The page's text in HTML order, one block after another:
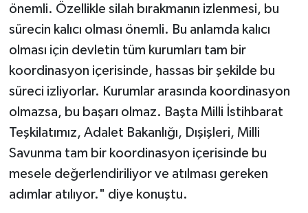
önemli. Özellikle silah bırakmanın izlenmesi, bu
sürecin kalıcı olması önemli. Bu anlamda kalıcı
olması için devletin tüm kurumları tam bir
koordinasyon içerisinde, hassas bir şekilde bu
süreci izliyorlar. Kurumlar arasında koordinasyon
olmazsa, bu başarı olmaz. Başta Milli İstihbarat
Teşkilatımız, Adalet Bakanlığı, Dışişleri, Milli
Savunma tam bir koordinasyon içerisinde bu
mesele değerlendiriliyor ve atılması gereken
adımlar atılıyor." diye konuştu.